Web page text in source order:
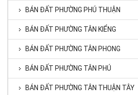
BÁN ĐẤT PHƯỜNG PHÚ THUẬN
BÁN ĐẤT PHƯỜNG TÂN KIỂNG
BÁN ĐẤT PHƯỜNG TÂN PHONG
BÁN ĐẤT PHƯỜNG TÂN PHÚ
BÁN ĐẤT PHƯỜNG TÂN THUẬN TÂY